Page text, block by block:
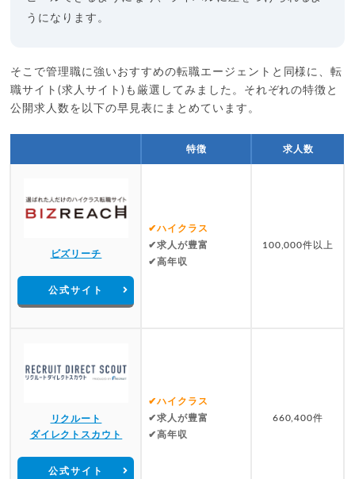
うになります。
そこで管理職に強いおすすめの転職エージェントと同様に、転
職サイト(求人サイト)も厳選してみました。それぞれの特徴と
公開求人数を以下の早見表にまとめています。
特徴 求人数
ビズリーチ
公式サイト
✔ハイクラス
✔求人が豊富
✔高年収
100,000件以上
リクルート
ダイレクトスカウト
公式サイト
✔ハイクラス
✔求人が豊富
✔高年収
660,400件